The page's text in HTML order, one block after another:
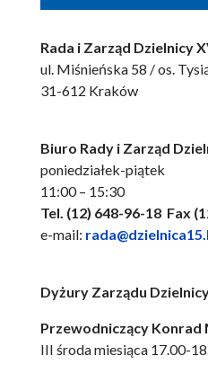
Rada i Zarząd Dzielnicy
ul. Miśnieńska 58 / os.
31-612 Kraków
Biuro Rady i Zarząd
poniedziałek-piątek
11:00 – 15:30
Tel. (12) 648-96-18 Fax
e-mail:
Dyżury Zarządu
Przewodniczący Konrad
III środa miesiąca 17.00-